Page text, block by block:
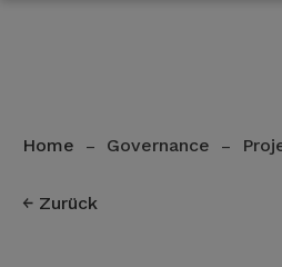
Home – Governance –
Zurück